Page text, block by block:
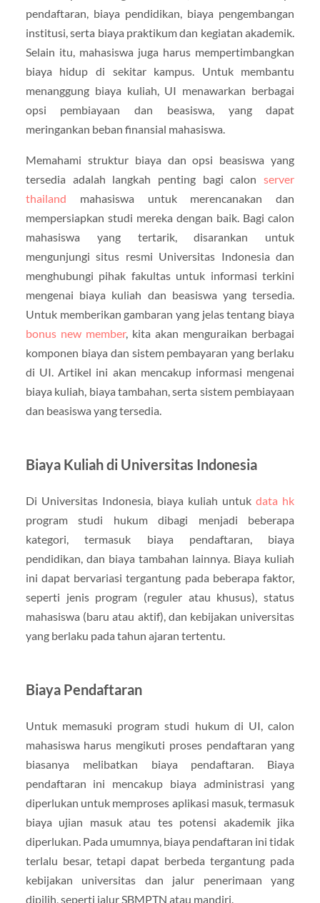
pendaftaran, biaya pendidikan, biaya pengembangan
institusi, serta biaya praktikum dan kegiatan akademik.
Selain itu, mahasiswa juga harus mempertimbangkan
biaya hidup di sekitar kampus. Untuk membantu
menanggung biaya kuliah, UI menawarkan berbagai
opsi pembiayaan dan beasiswa, yang dapat
meringankan beban finansial mahasiswa.
Memahami struktur biaya dan opsi beasiswa yang
tersedia adalah langkah penting bagi calonserver
thailand mahasiswa untuk merencanakan dan
mempersiapkan studi mereka dengan baik. Bagi calon
mahasiswa yang tertarik, disarankan untuk
mengunjungi situs resmi Universitas Indonesia dan
menghubungi pihak fakultas untuk informasi terkini
mengenai biaya kuliah dan beasiswa yang tersedia.
Untuk memberikan gambaran yang jelas tentang biaya
bonus new member, kita akan menguraikan berbagai
komponen biaya dan sistem pembayaran yang berlaku
di UI. Artikel ini akan mencakup informasi mengenai
biaya kuliah, biaya tambahan, serta sistem pembiayaan
dan beasiswa yang tersedia.
Biaya Kuliah di Universitas Indonesia
Di Universitas Indonesia, biaya kuliah untukdata hk
program studi hukum dibagi menjadi beberapa
kategori, termasuk biaya pendaftaran, biaya
pendidikan, dan biaya tambahan lainnya. Biaya kuliah
ini dapat bervariasi tergantung pada beberapa faktor,
seperti jenis program (reguler atau khusus), status
mahasiswa (baru atau aktif), dan kebijakan universitas
yang berlaku pada tahun ajaran tertentu.
Biaya Pendaftaran
Untuk memasuki program studi hukum di UI, calon
mahasiswa harus mengikuti proses pendaftaran yang
biasanya melibatkan biaya pendaftaran. Biaya
pendaftaran ini mencakup biaya administrasi yang
diperlukan untuk memproses aplikasi masuk, termasuk
biaya ujian masuk atau tes potensi akademik jika
diperlukan. Pada umumnya, biaya pendaftaran ini tidak
terlalu besar, tetapi dapat berbeda tergantung pada
kebijakan universitas dan jalur penerimaan yang
dipilih, seperti jalur SBMPTN atau mandiri.